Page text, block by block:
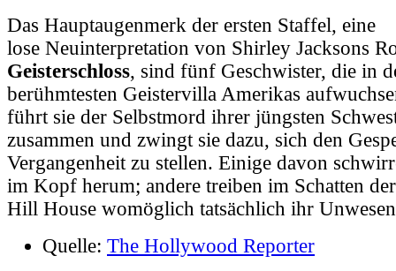
Das Hauptaugenmerk der ersten Staffel, eine
lose Neuinterpretation von Shirley Jacksons
Geisterschloss, sind fünf Geschwister, die in
berühmtesten Geistervilla Amerikas
führt sie der Selbstmord ihrer jüngsten
zusammen und zwingt sie dazu, sich den
Vergangenheit zu stellen. Einige davon
im Kopf herum; andere treiben im Schatten
Hill House womöglich tatsächlich ihr
Quelle: The Hollywood Reporter